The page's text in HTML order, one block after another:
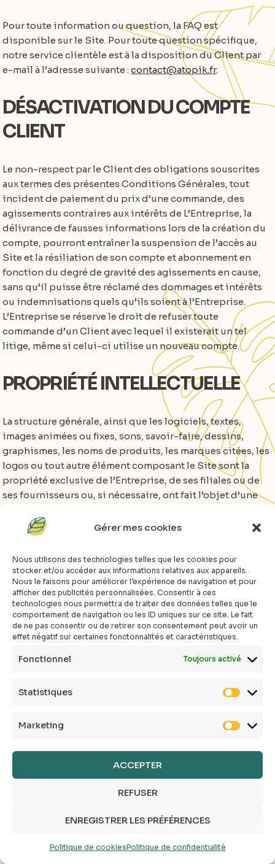
Gérer mes cookies
Nous utilisons des technologies telles que les cookies pour
stocker et/ou accéder aux informations relatives aux appareils.
Nous le faisons pour améliorer l’expérience de navigation et pour
afficher des publicités personnalisées. Consentir à ces
technologies nous permettra de traiter des données telles que le
comportement de navigation ou les ID uniques sur ce site. Le fait
de ne pas consentir ou de retirer son consentement peut avoir un
effet négatif sur certaines fonctonnalités et caractéristiques.
Fonctionnel Toujours activé
Statistiques
Marketing
ACCEPTER
REFUSER
ENREGISTRER LES PRÉFÉRENCES
Politique de cookiesPolitique de confidentialité
Pour toute information ou question, la FAQ est
disponible sur le Site. Pour toute question spécifique,
notre service clientèle est à la disposition du Client par
e-mail à l’adresse suivante :contact@atopik.fr.
DÉSACTIVATION DU COMPTE
CLIENT
Le non-respect par le Client des obligations souscrites
aux termes des présentes Conditions Générales, tout
incident de paiement du prix d’une commande, des
agissements contraires aux intérêts de L’Entreprise, la
délivrance de fausses informations lors de la création du
compte, pourront entraîner la suspension de l’accès au
Site et la résiliation de son compte et abonnement en
fonction du degré de gravité des agissements en cause,
sans qu’il puisse être réclamé des dommages et intérêts
ou indemnisations quels qu’ils soient à l’Entreprise.
L’Entreprise se réserve le droit de refuser toute
commande d’un Client avec lequel il existerait un tel
litige, même si celui-ci utilise un nouveau compte.
PROPRIÉTÉ INTELLECTUELLE
La structure générale, ainsi que les logiciels, textes,
images animées ou fixes, sons, savoir-faire, dessins,
graphismes, les noms de produits, les marques citées, les
logos ou tout autre élément composant le Site sont la
propriété exclusive de l’Entreprise, de ses filiales ou de
ses fournisseurs ou, si nécessaire, ont fait l’objet d’une
propriétaire aux fins de leur représentation. Toute
reproduction et/ou représentation totale ou partielle du
Site Internet par quelque procédé que ce soit, sans
l’autorisation expresse, écrite et préalable de leur
propriétaire, est interdite, sauf aux fins exclusives
d’usage personnel et privé telles que reconnues par la Loi.
Il en est de même des bases de données figurant sur le
Site Internet, qui sont protégées par les dispositions de
la loi du 1er juillet 1998 portant transposition dans le
Code de la propriété intellectuelle de la directive
juridique des bases de données et dont l’Entreprise est
productrice.
Le présent contrat est soumis à la loi française.
service client ou auprès du médiateur de la